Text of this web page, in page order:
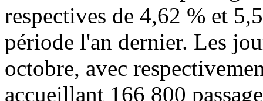
respectives de 4,62 % et
période l'an dernier. Les
octobre, avec
accueillant 166 800